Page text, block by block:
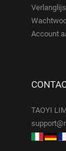
Account
TAOYI